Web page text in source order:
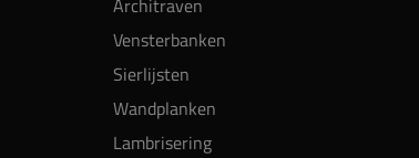
Architraven
Vensterbanken
Sierlijsten
Wandplanken
Lambrisering